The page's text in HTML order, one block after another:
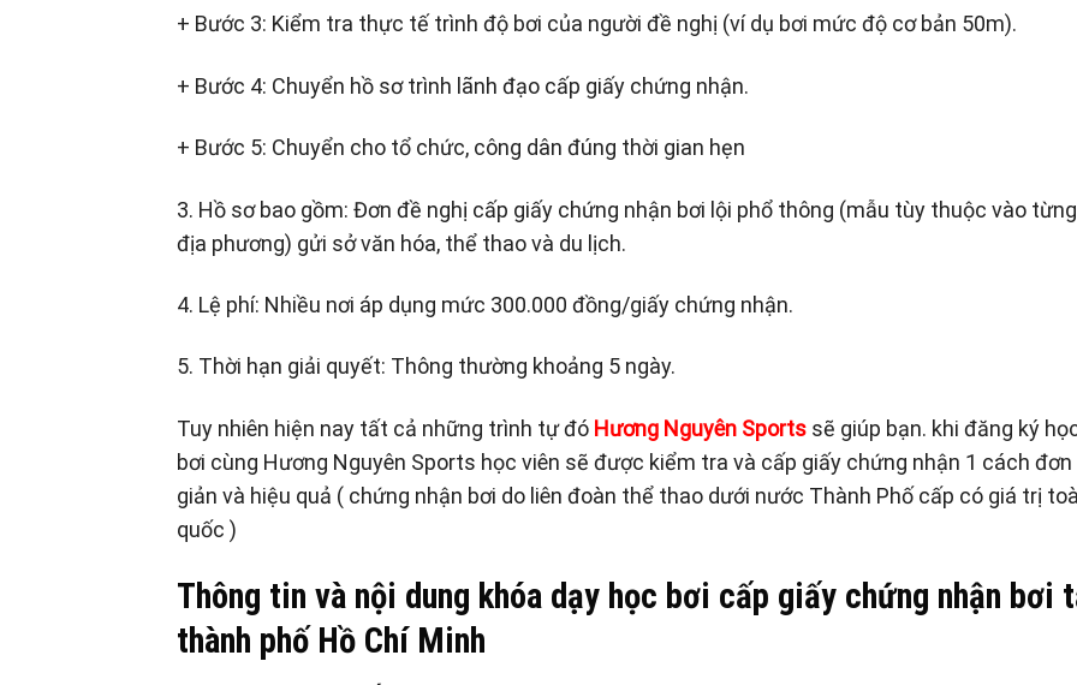
+ Bước 3: Kiểm tra thực tế trình độ bơi của người đề nghị (ví dụ bơi mức độ cơ bản 50m).
+ Bước 4: Chuyển hồ sơ trình lãnh đạo cấp giấy chứng nhận.
+ Bước 5: Chuyển cho tổ chức, công dân đúng thời gian hẹn
3. Hồ sơ bao gồm: Đơn đề nghị cấp giấy chứng nhận bơi lội phổ thông (mẫu tùy thuộc vào từng
địa phương) gửi sở văn hóa, thể thao và du lịch.
4. Lệ phí: Nhiều nơi áp dụng mức 300.000 đồng/giấy chứng nhận.
5. Thời hạn giải quyết: Thông thường khoảng 5 ngày.
Tuy nhiên hiện nay tất cả những trình tự đó Hương Nguyên Sports sẽ giúp bạn. khi đăng ký
bơi cùng Hương Nguyên Sports học viên sẽ được kiểm tra và cấp giấy chứng nhận 1 cách đơn
giản và hiệu quả ( chứng nhận bơi do liên đoàn thể thao dưới nước Thành Phố cấp có giá trị
quốc )
Thông tin và nội dung khóa dạy học bơi cấp giấy chứng nhận bơi
thành phố Hồ Chí Minh